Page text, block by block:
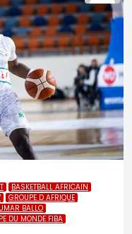
BASKETBALL AFRICAIN
GROUPE D AFRIQUE
BALLO
DU MONDE FIBA